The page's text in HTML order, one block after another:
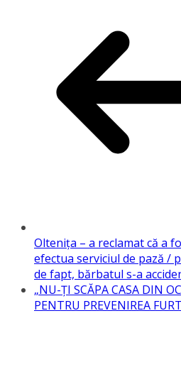
Olteniţa – a reclamat că a
efectua serviciul de pază /
de fapt, bărbatul s-a
„NU-ŢI SCĂPA CASA DIN
PENTRU PREVENIREA